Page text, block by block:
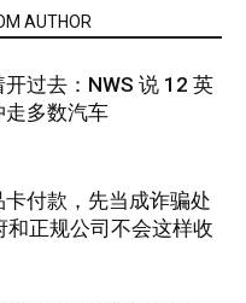
AUTHOR
过去：NWS 说 12 英
多数汽车
付款，先当成诈骗处
和正规公司不会这样收